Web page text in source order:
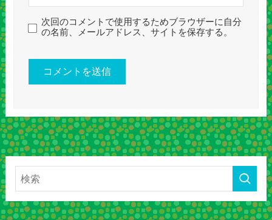
次回のコメントで使用するためブラウザーに自分
の名前、メールアドレス、サイトを保存する。